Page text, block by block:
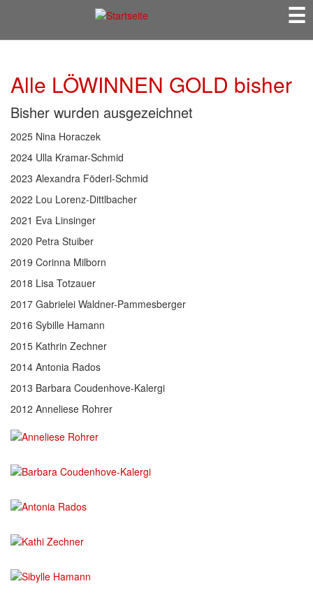
☰
Alle LÖWINNEN GOLD bisher
Bisher wurden ausgezeichnet
2025 Nina Horaczek
2024 Ulla Kramar-Schmid
2023 Alexandra Föderl-Schmid
2022 Lou Lorenz-Dittlbacher
2021 Eva Linsinger
2020 Petra Stuiber
2019 Corinna Milborn
2018 Lisa Totzauer
2017 Gabrielei Waldner-Pammesberger
2016 Sybille Hamann
2015 Kathrin Zechner
2014 Antonia Rados
2013 Barbara Coudenhove-Kalergi
2012 Anneliese Rohrer